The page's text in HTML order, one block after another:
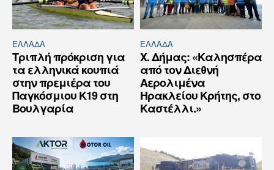
ΕΛΛΆΔΑ
Τριπλή πρόκριση για
τα ελληνικά κουπιά
στην πρεμιέρα του
Παγκόσμιου Κ19 στη
Βουλγαρία
ΕΛΛΆΔΑ
Χ. Δήμας: «Καλησπέρα
από τον Διεθνή
Αερολιμένα
Ηρακλείου Κρήτης, στο
Καστέλλι.»